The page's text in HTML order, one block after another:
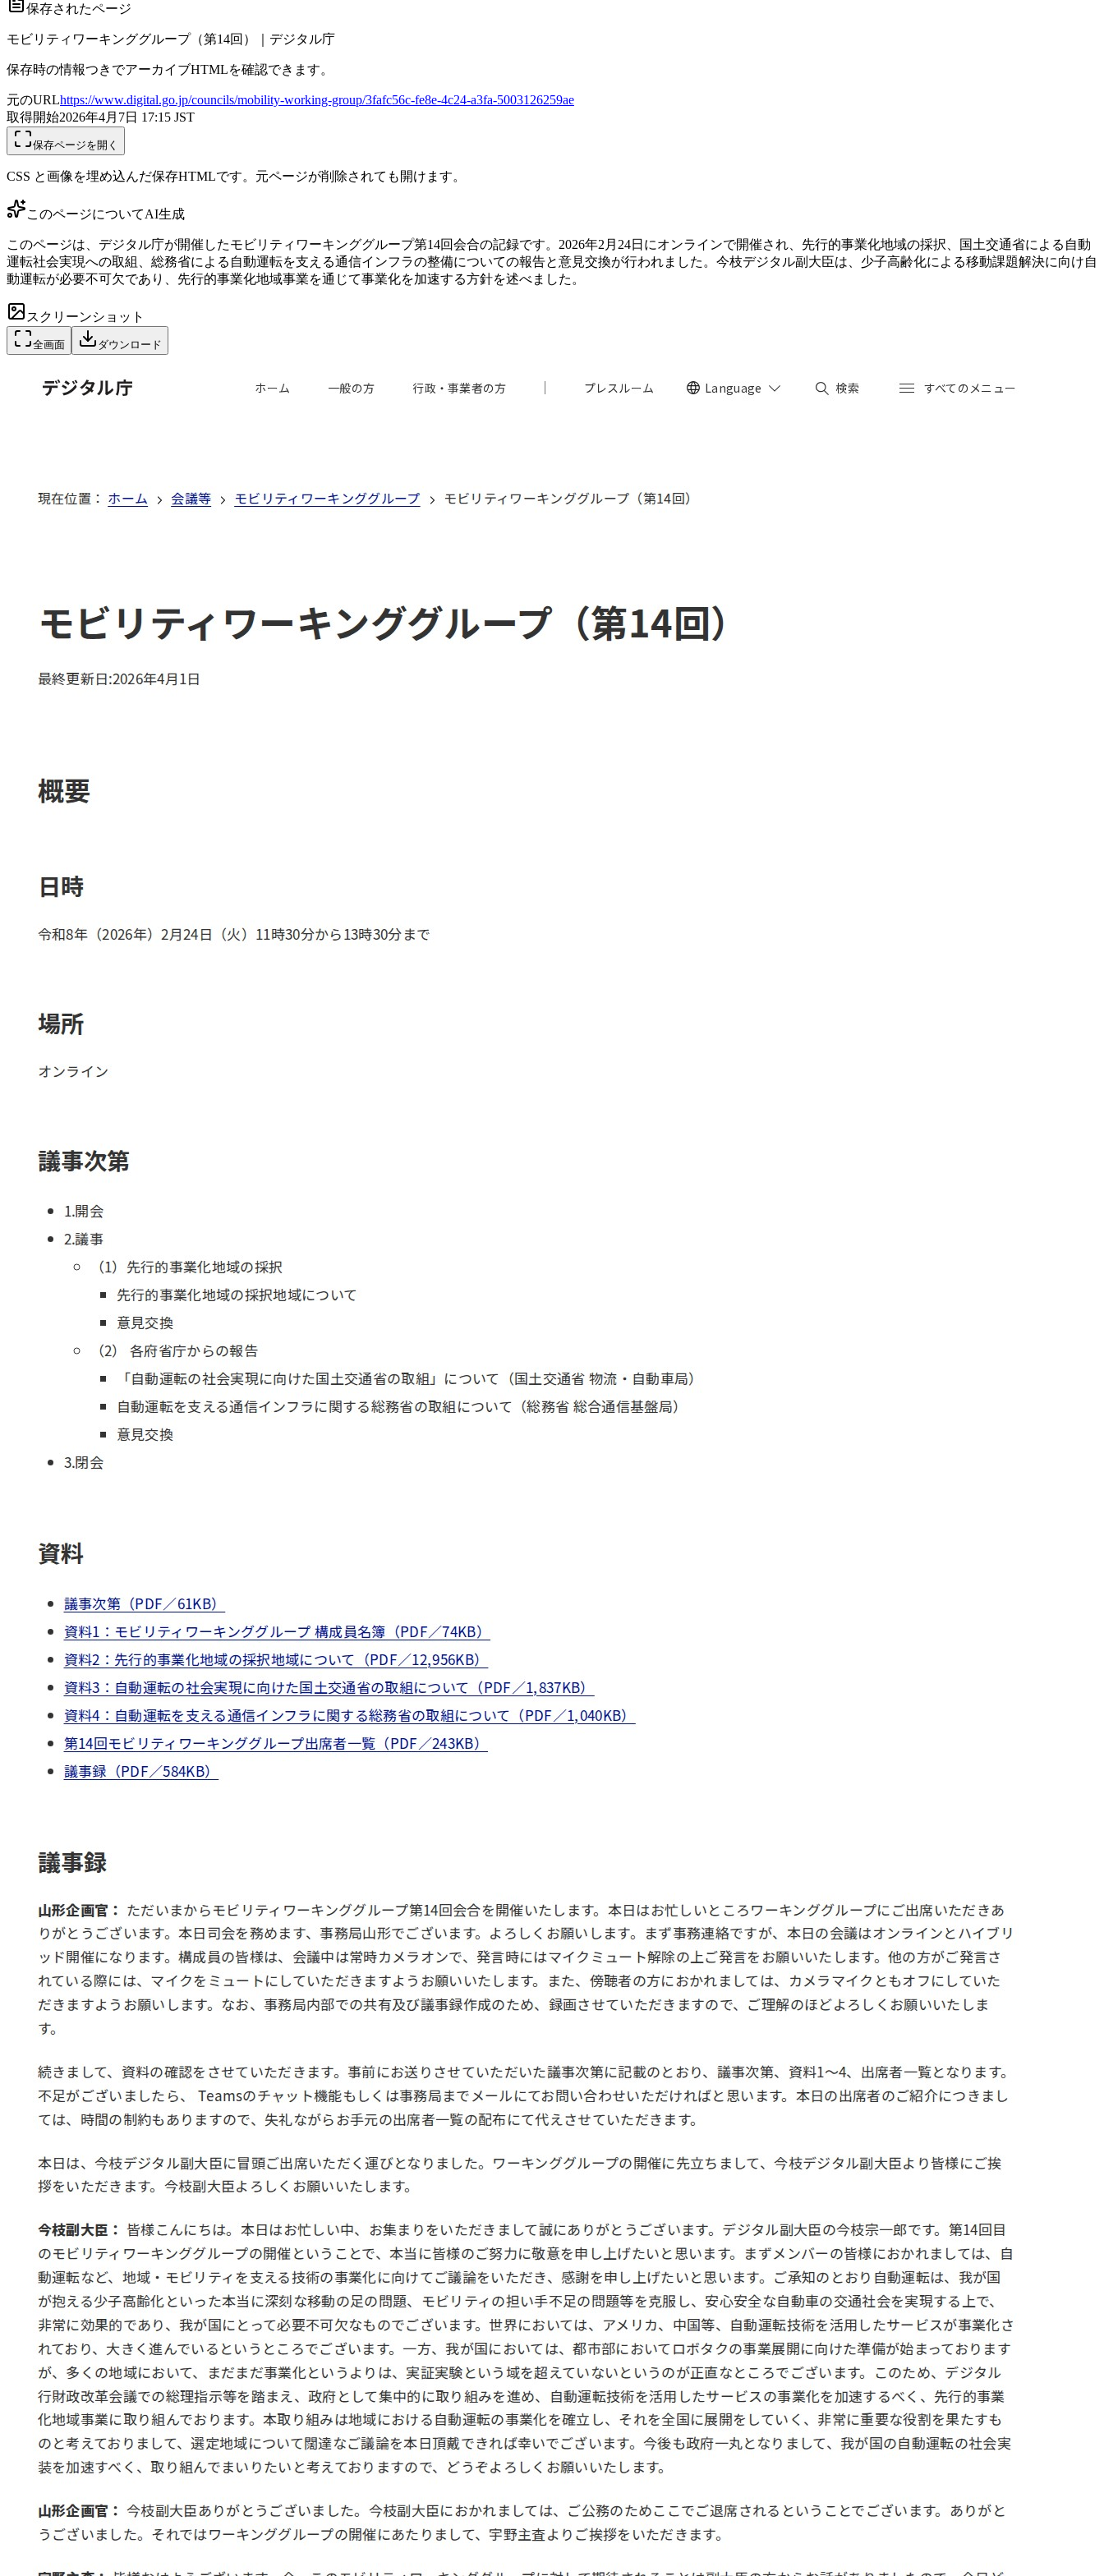
保存されたページ
モビリティワーキンググループ（第14回）｜デジタル庁
保存時の情報つきでアーカイブHTMLを確認できます。
元のURLhttps://www.digital.go.jp/councils/mobility-working-group/3fafc56c-fe8e-4c24-a3fa-5003126259ae
取得開始2026年4月7日 17:15 JST
保存ページを開く
CSS と画像を埋め込んだ保存HTMLです。元ページが削除されても開けます。
このページについてAI生成
このページは、デジタル庁が開催したモビリティワーキンググループ第14回会合の記録です。2026年2月24日にオンラインで開催され、先行的事業化地域の採択、国土交通省による自動
運転社会実現への取組、総務省による自動運転を支える通信インフラの整備についての報告と意見交換が行われました。今枝デジタル副大臣は、少子高齢化による移動課題解決に向け自
動運転が必要不可欠であり、先行的事業化地域事業を通じて事業化を加速する方針を述べました。
スクリーンショット
全画面 ダウンロード